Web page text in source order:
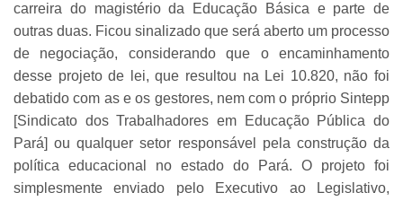
carreira do magistério da Educação Básica e parte de
outras duas. Ficou sinalizado que será aberto um processo
de negociação, considerando que o encaminhamento
desse projeto de lei, que resultou na Lei 10.820, não foi
debatido com as e os gestores, nem com o próprio Sintepp
[Sindicato dos Trabalhadores em Educação Pública do
Pará] ou qualquer setor responsável pela construção da
política educacional no estado do Pará. O projeto foi
simplesmente enviado pelo Executivo ao Legislativo,